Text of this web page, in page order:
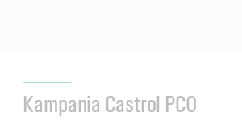
Kampania Castrol PCO